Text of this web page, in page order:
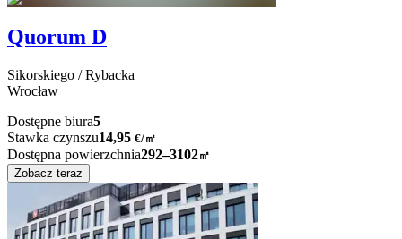
Quorum D
Sikorskiego / Rybacka
Wrocław
Dostępne biura5
Stawka czynszu14,95 €/㎡
Dostępna powierzchnia292–3102㎡
Zobacz teraz